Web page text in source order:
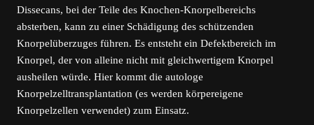
Dissecans, bei der Teile des Knochen-Knorpelbereichs
absterben, kann zu einer Schädigung des schützenden
Knorpelüberzuges führen. Es entsteht ein Defektbereich im
Knorpel, der von alleine nicht mit gleichwertigem Knorpel
ausheilen würde. Hier kommt die autologe
Knorpelzelltransplantation (es werden körpereigene
Knorpelzellen verwendet) zum Einsatz.